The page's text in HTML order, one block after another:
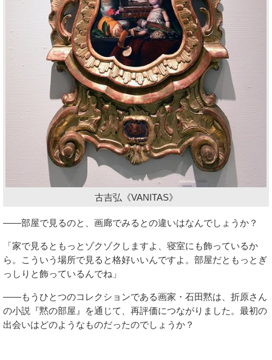
古吉弘《VANITAS》
――部屋で見るのと、画廊でみるとの違いはなんでしょうか？
「家で見るともっとゾクゾクしますよ、寝室にも飾っているか
ら。こういう場所で見ると格好いいんですよ。部屋だともっとぎ
っしりと飾っているんでね」
――もうひとつのコレクションである画家・石田黙は、折原さん
の小説『黙の部屋』を通じて、再評価につながりました。最初の
出会いはどのようなものだったのでしょうか？